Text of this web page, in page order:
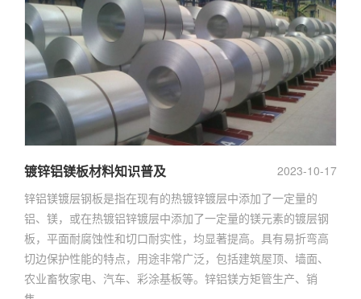
2023-10-17
镀锌铝镁板材料知识普及
锌铝镁镀层钢板是指在现有的热镀锌镀层中添加了一定量的
铝、镁，或在热镀铝锌镀层中添加了一定量的镁元素的镀层钢
板，平面耐腐蚀性和切口耐实性，均显著提高。具有易折弯高
切边保护性能的特点，用途非常广泛，包括建筑屋顶、墙面、
农业畜牧家电、汽车、彩涂基板等。锌铝镁方矩管生产、销